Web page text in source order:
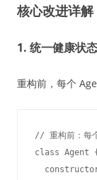
核心改进详解
1. 统一健康状
重构前，每个
// 重构前：每
class Agent {